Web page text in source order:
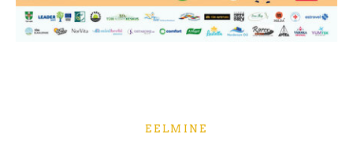
EELMINE